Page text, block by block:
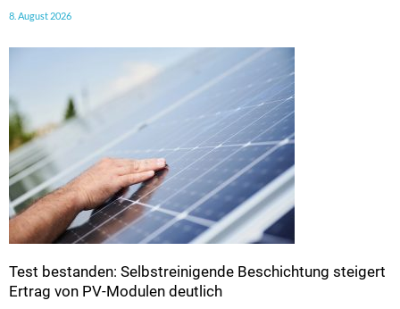
8. August 2026
Test bestanden: Selbstreinigende Beschichtung steigert
Ertrag von PV-Modulen deutlich